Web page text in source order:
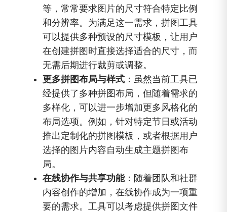
等，常常要求图片的尺寸符合特定比例
和分辨率。为满足这一需求，拼图工具
可以提供多种预设的尺寸模板，让用户
在创建拼图时直接选择适合的尺寸，而
无需后期进行裁剪或调整。
更多拼图布局与样式 ：虽然当前工具已
经提供了多种拼图布局，但随着需求的
多样化，可以进一步增加更多风格化的
布局选项。例如，针对特定节日或活动
推出定制化的拼图模板，或者根据用户
选择的图片内容自动生成主题拼图布
局。
在线协作与共享功能：随着团队和社群
内容创作的增加，在线协作成为一项重
要的需求。工具可以考虑提供拼图文件